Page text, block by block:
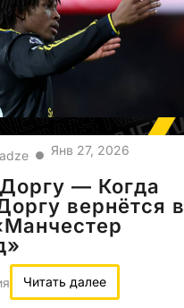
● Янв 27, 2026
— Когда
вернётся в
Читать далее